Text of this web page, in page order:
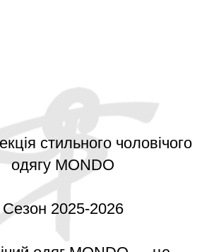
стильного чоловічого
одягу MONDO
Сезон 2025-2026